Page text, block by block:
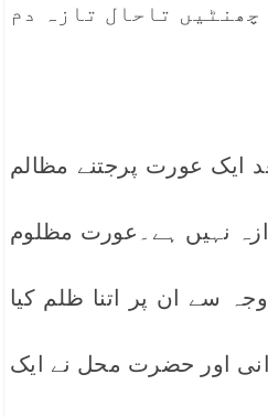
تاحال تازہ دم
عورت پرجتنے مظالم
نہیں ہے۔عورت مظلوم
سے ان پر اتنا ظلم کیا
اور حضرت محل نے ایک